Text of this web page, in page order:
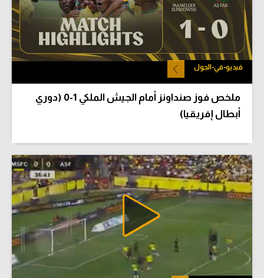
فيديو-في-الجول
ملخص فوز صنداونز أمام الجيش الملكي 1-0 (دوري
أبطال إفريقيا)